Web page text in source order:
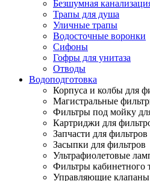
Безшумная
Трапы для душа
Уличные трапы
Водосточные воронки
Сифоны
Гофры для унитаза
Отводы
Водоподготовка
Корпуса и колбы для
Магистральные
Фильтры под мойку
Картриджи для
Запчасти для фильтров
Засыпки для фильтров
Ультрафиолетовые
Фильтры кабинетного
Управляющие клапаны